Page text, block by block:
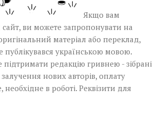
Якщо вам
сайт, ви можете запропонувати на
матеріал або переклад,
публікувався українською мовою.
редакцію гривнею - зібрані
нових авторів, оплату
необхідне в роботі. Реквізити для